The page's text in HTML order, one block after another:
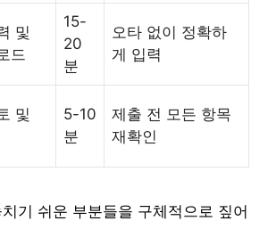
및
드
15-
20
분
오타 없이 정확하
게 입력
및
5-10
분
제출 전 모든 항목
재확인
기 쉬운 부분들을 구체적으로 짚어